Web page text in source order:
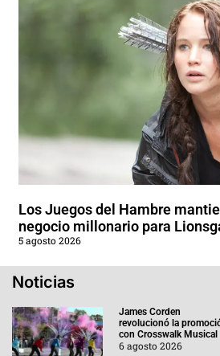
Los Juegos del Hambre
negocio millonario para
5 agosto 2026
Noticias
James Corden
revolucionó la
con Crosswalk Musical
6 agosto 2026